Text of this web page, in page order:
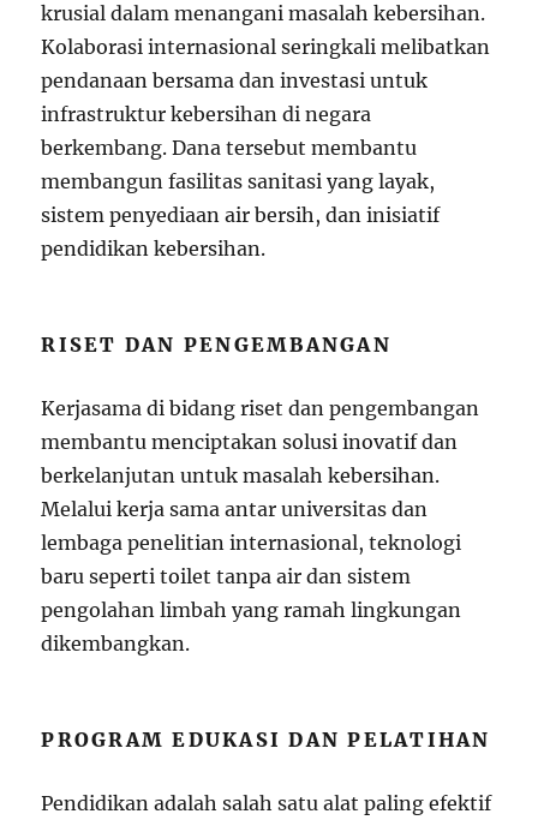
krusial dalam menangani masalah kebersihan.
Kolaborasi internasional seringkali melibatkan
pendanaan bersama dan investasi untuk
infrastruktur kebersihan di negara
berkembang. Dana tersebut membantu
membangun fasilitas sanitasi yang layak,
sistem penyediaan air bersih, dan inisiatif
pendidikan kebersihan.
RISET DAN PENGEMBANGAN
Kerjasama di bidang riset dan pengembangan
membantu menciptakan solusi inovatif dan
berkelanjutan untuk masalah kebersihan.
Melalui kerja sama antar universitas dan
lembaga penelitian internasional, teknologi
baru seperti toilet tanpa air dan sistem
pengolahan limbah yang ramah lingkungan
dikembangkan.
PROGRAM EDUKASI DAN PELATIHAN
Pendidikan adalah salah satu alat paling efektif